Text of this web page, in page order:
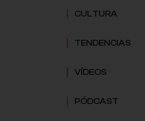
CULTURA
TENDENCIAS
VÍDEOS
PÓDCAST